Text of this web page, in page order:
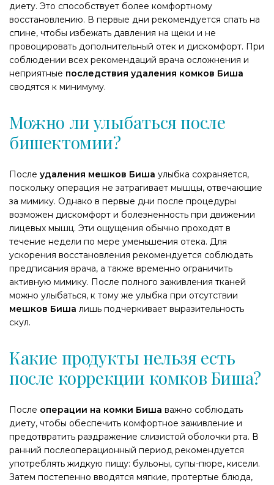
диету. Это способствует более комфортному
восстановлению. В первые дни рекомендуется спать на
спине, чтобы избежать давления на щеки и не
провоцировать дополнительный отек и дискомфорт. При
соблюдении всех рекомендаций врача осложнения и
неприятные последствия удаления комков Биша
сводятся к минимуму.
Можно ли улыбаться после
бишектомии?
​После удаления мешков Биша улыбка сохраняется,
поскольку операция не затрагивает мышцы, отвечающие
за мимику. Однако в первые дни после процедуры
возможен дискомфорт и болезненность при движении
лицевых мышц. Эти ощущения обычно проходят в
течение недели по мере уменьшения отека. Для
ускорения восстановления рекомендуется соблюдать
предписания врача, а также временно ограничить
активную мимику. После полного заживления тканей
можно улыбаться, к тому же улыбка при отсутствии
мешков Биша лишь подчеркивает выразительность
скул.
Какие продукты нельзя есть
после коррекции комков Биша?
После операции на комки Биша важно соблюдать
диету, чтобы обеспечить комфортное заживление и
предотвратить раздражение слизистой оболочки рта. В
ранний послеоперационный период рекомендуется
употреблять жидкую пищу: бульоны, супы-пюре, кисели.
Затем постепенно вводятся мягкие, протертые блюда,